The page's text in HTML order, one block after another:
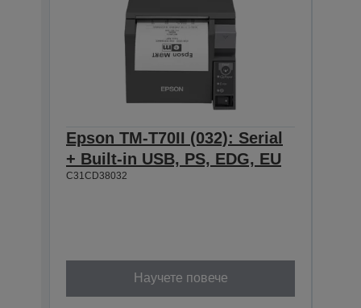
Epson TM-T70II (032): Serial
+ Built-in USB, PS, EDG, EU
C31CD38032
Научете повече